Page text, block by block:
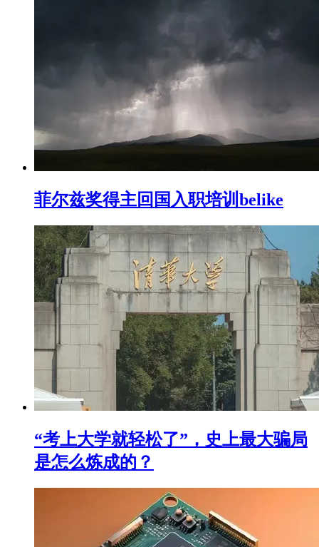
菲尔兹奖得主回国入职培训belike
“考上大学就轻松了”，史上最大骗局
是怎么炼成的？